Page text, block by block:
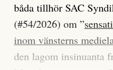
båda tillhör SAC
(#54/2026) om ”
inom vänsterns
den lagom insinuanta